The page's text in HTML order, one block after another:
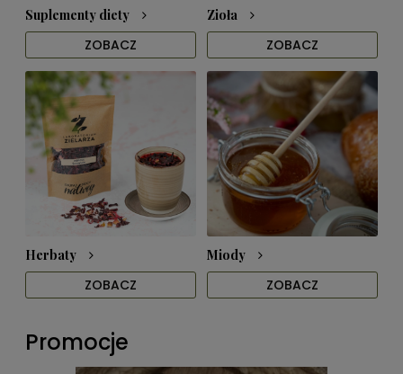
Suplementy diety
ZOBACZ
Zioła
ZOBACZ
Herbaty
ZOBACZ
Miody
ZOBACZ
Promocje